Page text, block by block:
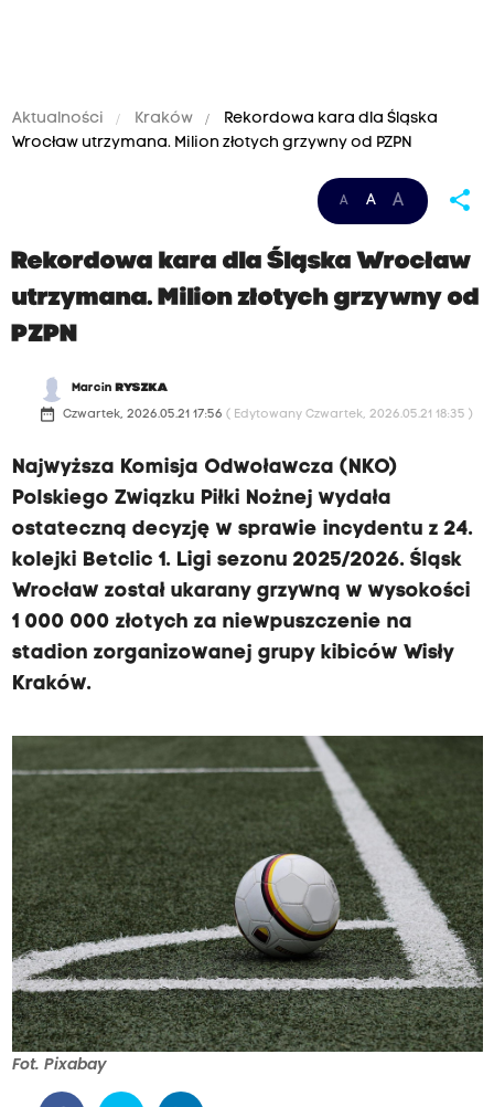
Aktualności Kraków
Rekordowa kara dla Śląska
Wrocław utrzymana. Milion złotych grzywny od PZPN
A A A share
Rekordowa kara dla Śląska Wrocław
utrzymana. Milion złotych grzywny od
PZPN
Marcin RYSZKA
date_range Czwartek, 2026.05.21 17:56 ( Edytowany Czwartek, 2026.05.21 18:35 )
Najwyższa Komisja Odwoławcza (NKO)
Polskiego Związku Piłki Nożnej wydała
ostateczną decyzję w sprawie incydentu z 24.
kolejki Betclic 1. Ligi sezonu 2025/2026. Śląsk
Wrocław został ukarany grzywną w wysokości
1 000 000 złotych za niewpuszczenie na
stadion zorganizowanej grupy kibiców Wisły
Kraków.
Fot. Pixabay
l
n
k
a
r
a
d
l
a
Ś
s
a
u
t
r
z
y
m
a
z
r
w
s
i
e
d
z
i
b
P
l
s
k
i
e
g
o
Z